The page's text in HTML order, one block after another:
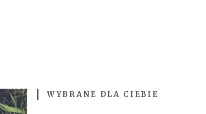
WYBRANE DLA CIEBIE